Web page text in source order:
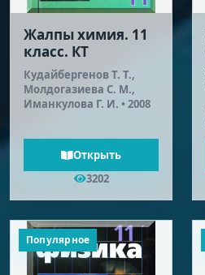
Жалпы химия. 11
класс. КТ
Кудайбергенов Т. Т.,
Молдогазиева С. М.,
Иманкулова Г. И. • 2008
Открыть
3202
Популярное